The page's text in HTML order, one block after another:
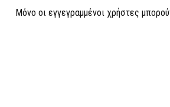
Μόνο οι εγγεγραμμένοι χρήστες